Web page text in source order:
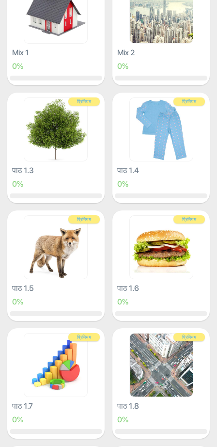
Mix 1
0%
Mix 2
0%
प्रिमियम
पाठ 1.3
0%
प्रिमियम
पाठ 1.4
0%
प्रिमियम
पाठ 1.5
0%
प्रिमियम
पाठ 1.6
0%
प्रिमियम
पाठ 1.7
0%
प्रिमियम
पाठ 1.8
0%